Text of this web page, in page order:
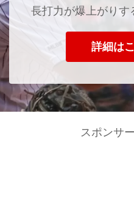
長打力が爆上がりす
詳細は
スポンサ